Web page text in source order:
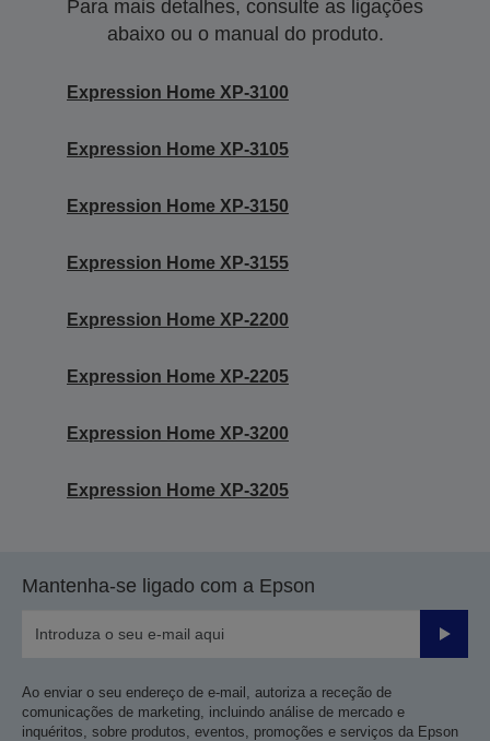
Para mais detalhes, consulte as ligações
abaixo ou o manual do produto.
Expression Home XP-3100
Expression Home XP-3105
Expression Home XP-3150
Expression Home XP-3155
Expression Home XP-2200
Expression Home XP-2205
Expression Home XP-3200
Expression Home XP-3205
Mantenha-se ligado com a Epson
Enviar
Ao enviar o seu endereço de e-mail, autoriza a receção de
comunicações de marketing, incluindo análise de mercado e
inquéritos, sobre produtos, eventos, promoções e serviços da Epson